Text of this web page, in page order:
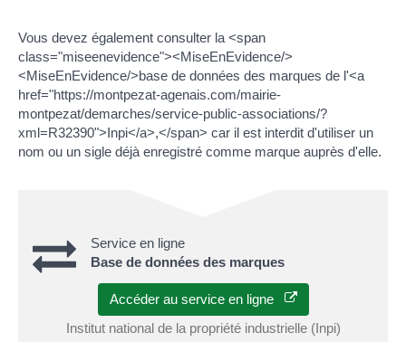
Vous devez également consulter la <span
class="miseenevidence"><MiseEnEvidence/>
<MiseEnEvidence/>base de données des marques de l'<a
href="https://montpezat-agenais.com/mairie-
montpezat/demarches/service-public-associations/?
xml=R32390">Inpi</a>,</span> car il est interdit d'utiliser un
nom ou un sigle déjà enregistré comme marque auprès d'elle.
Service en ligne
Base de données des marques
Accéder au service en ligne
Institut national de la propriété industrielle (Inpi)